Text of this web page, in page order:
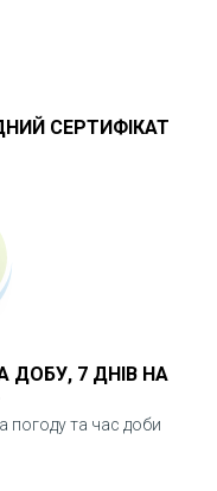
СЕРТИФІКАТ
ДОБУ, 7 ДНІВ НА
та час доби